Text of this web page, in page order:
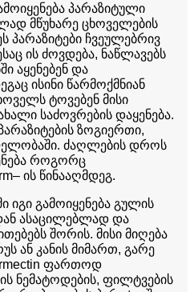
პარაზიტული
მწუხარე ცხოველების
პარაზიტები ჩვეულებრივ
ის ძოვდება, ნაწლავებს
აყენებენ და
ისინი წარმოქმნიან
ტოვებენ მისი
საძოვრების დაყენება.
ზოგიერთი,
ძაღლების დროს
როგორც
ის წინააღმდეგ.
იგი გამოიყენება გულის
ასაცილებლად და
შორის. მისი მიღება
ან კანის მიმართ, გარე
ფართოდ
ნემატოდების, ფილტვების